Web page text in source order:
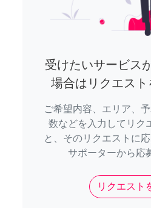
受けたいサービス
場合はリクエスト
ご希望内容、エリア、
数などを入力してリク
と、そのリクエストに
サポーターから応
リクエスト